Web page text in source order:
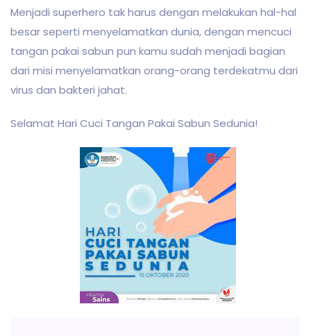
Menjadi superhero tak harus dengan melakukan hal-hal
besar seperti menyelamatkan dunia, dengan mencuci
tangan pakai sabun pun kamu sudah menjadi bagian
dari misi menyelamatkan orang-orang terdekatmu dari
virus dan bakteri jahat.
Selamat Hari Cuci Tangan Pakai Sabun Sedunia!